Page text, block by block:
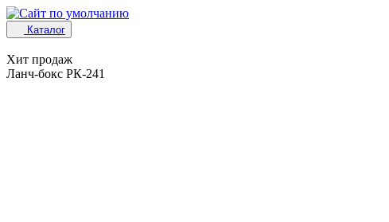
Каталог
Хит продаж
Ланч-бокс РК-241